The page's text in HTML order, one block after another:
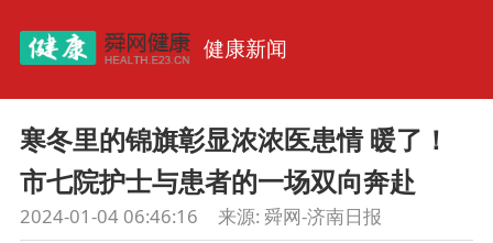
健康新闻
寒冬里的锦旗彰显浓浓医患情 暖了！
市七院护士与患者的一场双向奔赴
2024-01-04 06:46:16 来源: 舜网-济南日报